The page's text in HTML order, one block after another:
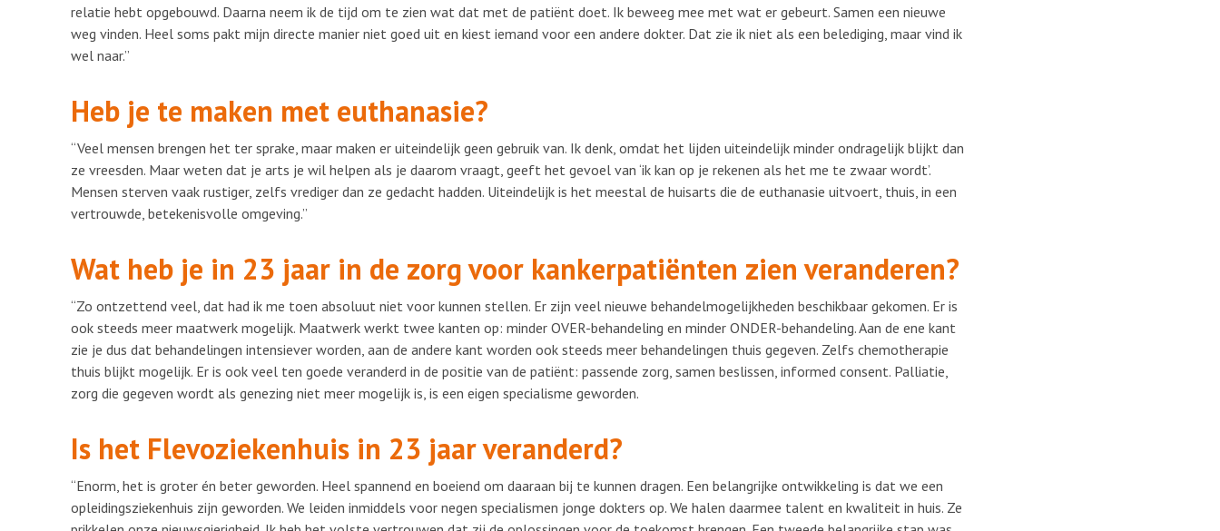
relatie hebt opgebouwd. Daarna neem ik de tijd om te zien wat dat met de patiënt doet. Ik beweeg mee met wat er gebeurt. Samen een nieuwe
weg vinden. Heel soms pakt mijn directe manier niet goed uit en kiest iemand voor een andere dokter. Dat zie ik niet als een belediging, maar vind ik
wel naar.”
Heb je te maken met euthanasie?
“Veel mensen brengen het ter sprake, maar maken er uiteindelijk geen gebruik van. Ik denk, omdat het lijden uiteindelijk minder ondragelijk blijkt dan
ze vreesden. Maar weten dat je arts je wil helpen als je daarom vraagt, geeft het gevoel van ‘ik kan op je rekenen als het me te zwaar wordt’.
Mensen sterven vaak rustiger, zelfs vrediger dan ze gedacht hadden. Uiteindelijk is het meestal de huisarts die de euthanasie uitvoert, thuis, in een
vertrouwde, betekenisvolle omgeving.”
Wat heb je in 23 jaar in de zorg voor kankerpatiënten zien veranderen?
“Zo ontzettend veel, dat had ik me toen absoluut niet voor kunnen stellen. Er zijn veel nieuwe behandelmogelijkheden beschikbaar gekomen. Er is
ook steeds meer maatwerk mogelijk. Maatwerk werkt twee kanten op: minder OVER-behandeling en minder ONDER-behandeling. Aan de ene kant
zie je dus dat behandelingen intensiever worden, aan de andere kant worden ook steeds meer behandelingen thuis gegeven. Zelfs chemotherapie
thuis blijkt mogelijk. Er is ook veel ten goede veranderd in de positie van de patiënt: passende zorg, samen beslissen, informed consent. Palliatie,
zorg die gegeven wordt als genezing niet meer mogelijk is, is een eigen specialisme geworden.
Is het Flevoziekenhuis in 23 jaar veranderd?
“Enorm, het is groter én beter geworden. Heel spannend en boeiend om daaraan bij te kunnen dragen. Een belangrijke ontwikkeling is dat we een
opleidingsziekenhuis zijn geworden. We leiden inmiddels voor negen specialismen jonge dokters op. We halen daarmee talent en kwaliteit in huis. Ze